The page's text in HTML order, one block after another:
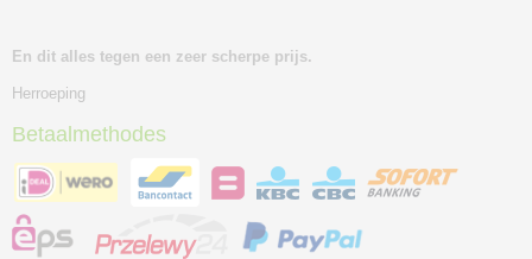
En dit alles tegen een zeer scherpe prijs.
Herroeping
Betaalmethodes